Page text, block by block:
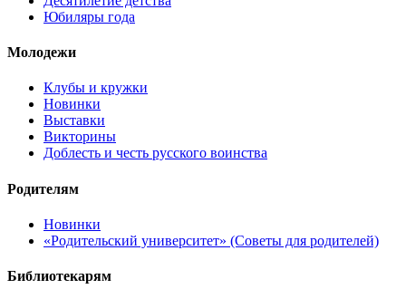
Юбиляры года
Молодежи
Клубы и кружки
Новинки
Выставки
Викторины
Доблесть и честь русского воинства
Родителям
Новинки
«Родительский университет» (Советы для родителей)
Библиотекарям